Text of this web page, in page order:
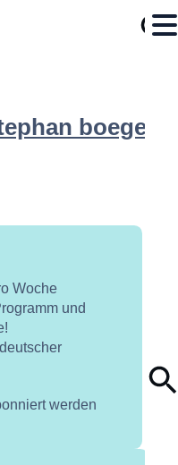
boegel
Woche
und
werden